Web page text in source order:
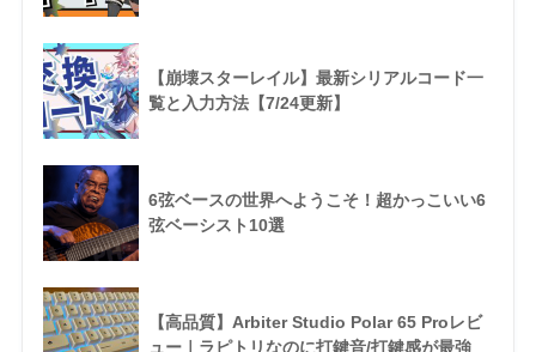
【崩壊スターレイル】最新シリアルコード一
覧と入力方法【7/24更新】
6弦ベースの世界へようこそ！超かっこいい6
弦ベーシスト10選
【高品質】Arbiter Studio Polar 65 Proレビ
ュー｜ラピトリなのに打鍵音/打鍵感が最強